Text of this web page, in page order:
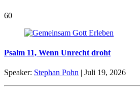
60
Psalm 11, Wenn Unrecht droht
Speaker: Stephan Pohn | Juli 19, 2026